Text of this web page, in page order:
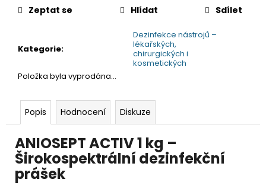
Kategorie:
Dezinfekce nástrojů –
lékařských,
chirurgických i
kosmetických
Položka byla vyprodána…
Zeptat se Hlídat Sdílet
Popis Hodnocení Diskuze
ANIOSEPT ACTIV 1 kg –
Širokospektrální dezinfekční
prášek